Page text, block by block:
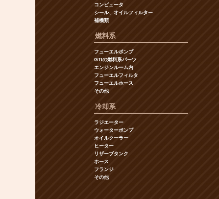
コンピュータ
シール、オイルフィルター
補機類
燃料系
フューエルポンプ
GTIの燃料系パーツ
エンジンルーム内
フューエルフィルタ
フューエルホース
その他
冷却系
ラジエーター
ウォーターポンプ
オイルクーラー
ヒーター
リザーブタンク
ホース
フランジ
その他